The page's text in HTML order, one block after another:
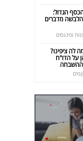
הגדול:
מדברים
ופיננסים
לה ציפינו?
על הדו"ח
ההשבחה